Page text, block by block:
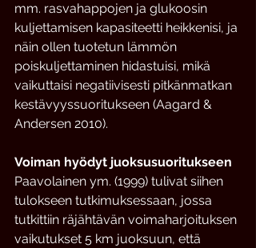
mm. rasvahappojen ja glukoosin
kuljettamisen kapasiteetti heikkenisi, ja
näin ollen tuotetun lämmön
poiskuljettaminen hidastuisi, mikä
vaikuttaisi negatiivisesti pitkänmatkan
kestävyyssuoritukseen (Aagard &
Andersen 2010).
Voiman hyödyt juoksusuoritukseen
Paavolainen ym. (1999) tulivat siihen
tulokseen tutkimuksessaan, jossa
tutkittiin räjähtävän voimaharjoituksen
vaikutukset 5 km juoksuun, että